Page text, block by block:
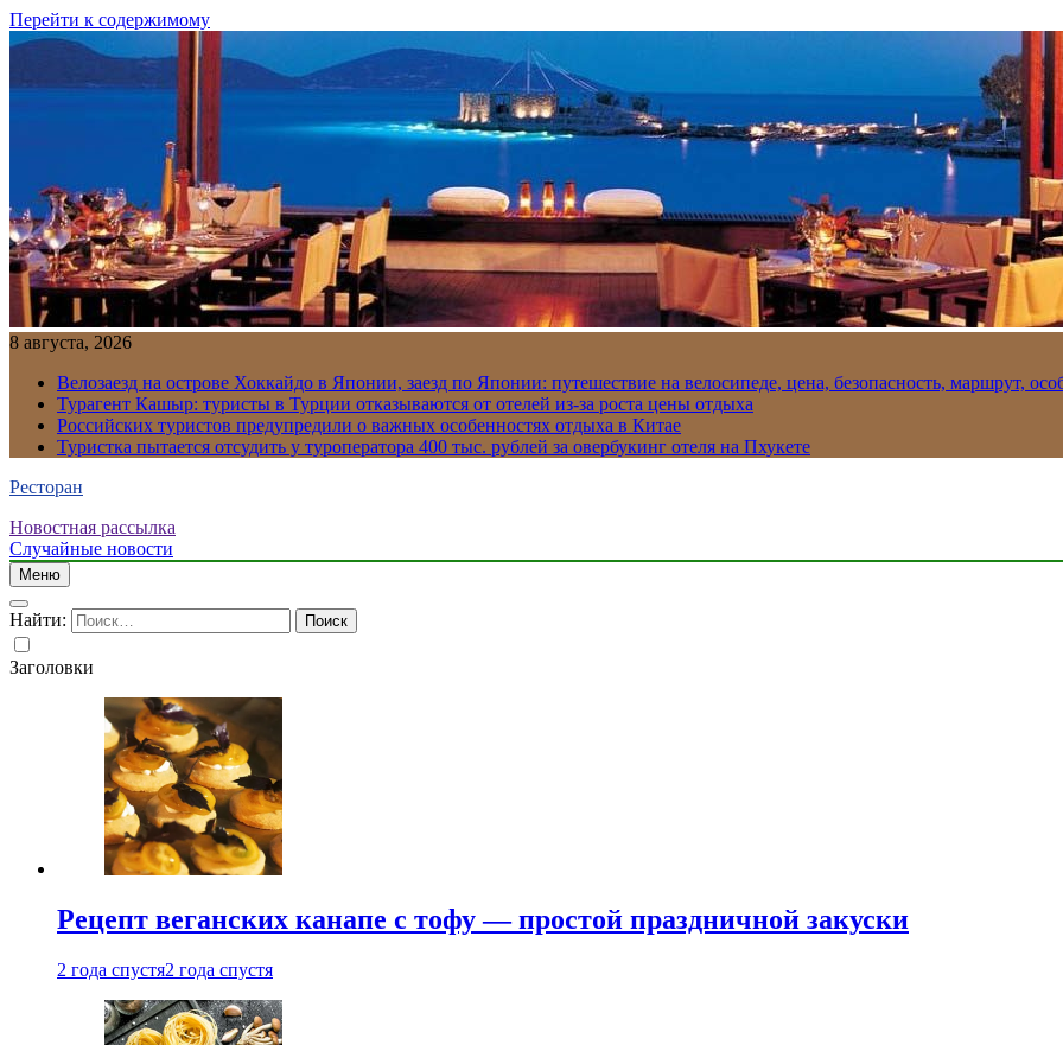
Перейти к содержимому
8 августа, 2026
Велозаезд на острове Хоккайдо в Японии, заезд по Японии: путешествие на велосипеде, цена, безопасность, маршрут,
Турагент Кашыр: туристы в Турции отказываются от отелей из-за роста цены отдыха
Российских туристов предупредили о важных особенностях отдыха в Китае
Туристка пытается отсудить у туроператора 400 тыс. рублей за овербукинг отеля на Пхукете
Ресторан
Новостная рассылка
Случайные новости
Меню
Найти:
Заголовки
Рецепт веганских канапе с тофу — простой праздничной закуски
2 года спустя2 года спустя